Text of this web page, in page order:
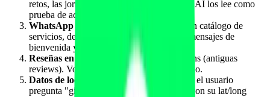
retos, las jornadas de puertas abiertas. Meta AI los lee como
prueba de actividad real y de oferta.
WhatsApp Business
: tu cuenta WABA con catálogo de
servicios, descripción, horario, ubicación, mensajes de
bienvenida y plantillas.
Reseñas en Facebook
: las recommendations (antiguas
reviews). Volumen, recencia, score promedio.
Datos de localización del usuario
: cuando el usuario
pregunta "gimnasio cerca", Meta AI cruza con su lat/long